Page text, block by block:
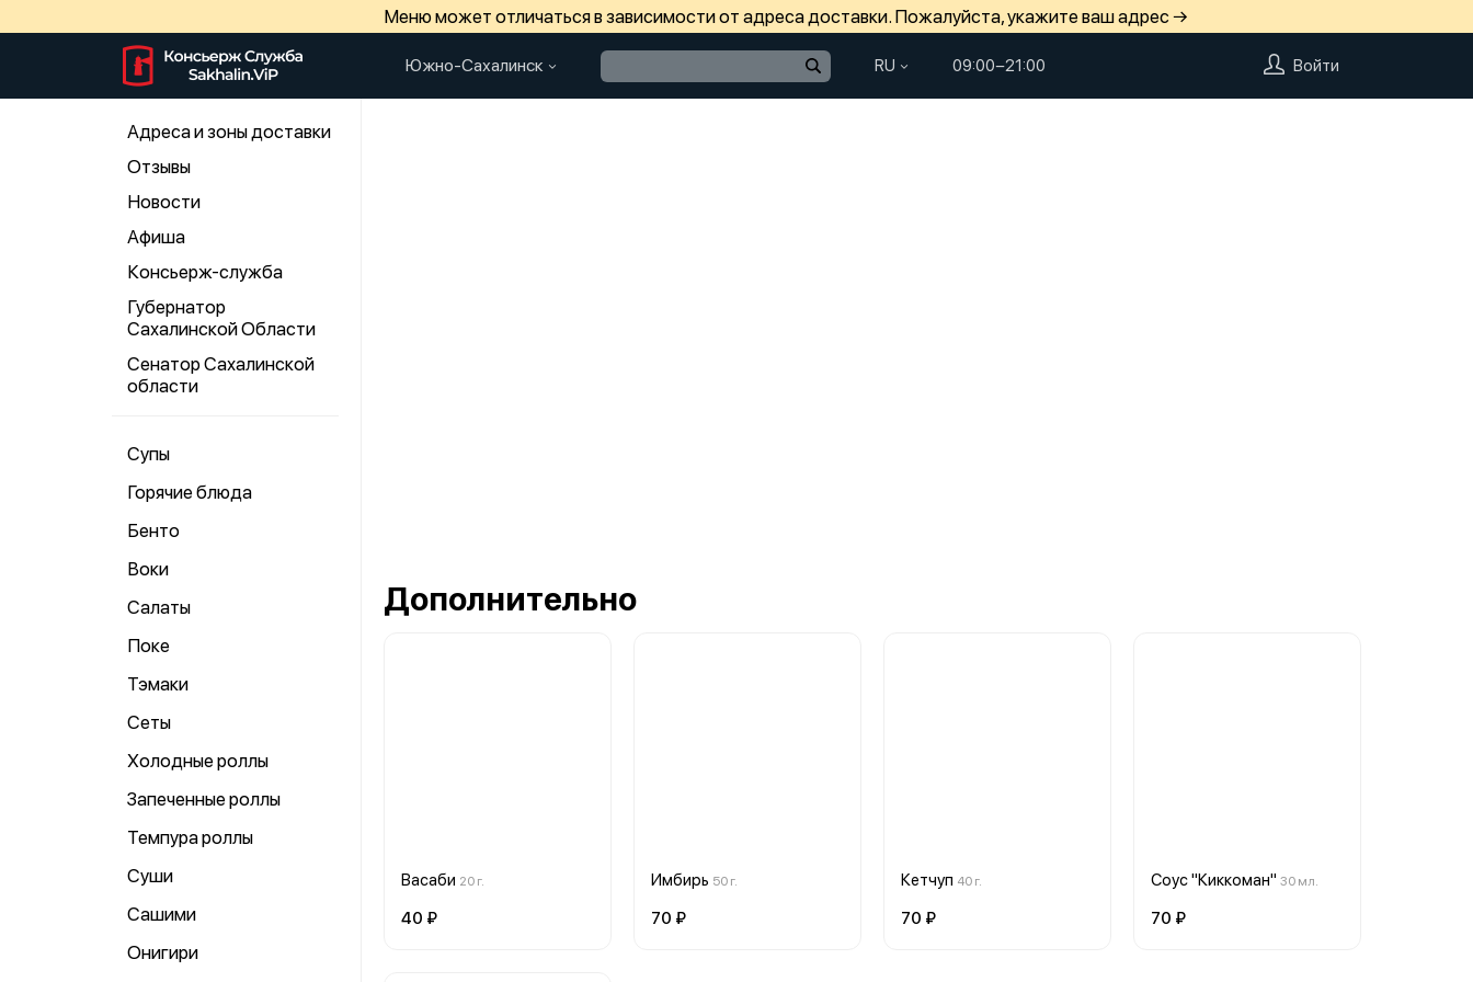
Меню может отличаться в зависимости от адреса доставки. Пожалуйста, укажите ваш адрес →
Южно-Сахалинск RU 09:00−21:00 Войти
Адреса и зоны доставки
Отзывы
Новости
Афиша
Консьерж-служба
Губернатор
Сахалинской Области
Сенатор Сахалинской
области
Супы
Горячие блюда
Бенто
Воки
Салаты
Поке
Тэмаки
Сеты
Холодные роллы
Запеченные роллы
Темпура роллы
Суши
Сашими
Онигири
Дополнительно
Васаби 20 г.
40 ₽
Имбирь 50 г.
70 ₽
Кетчуп 40 г.
70 ₽
Соус "Киккоман" 30 мл.
70 ₽